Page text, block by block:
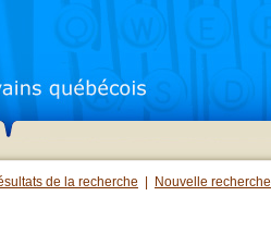
de la recherche Nouvelle recherche